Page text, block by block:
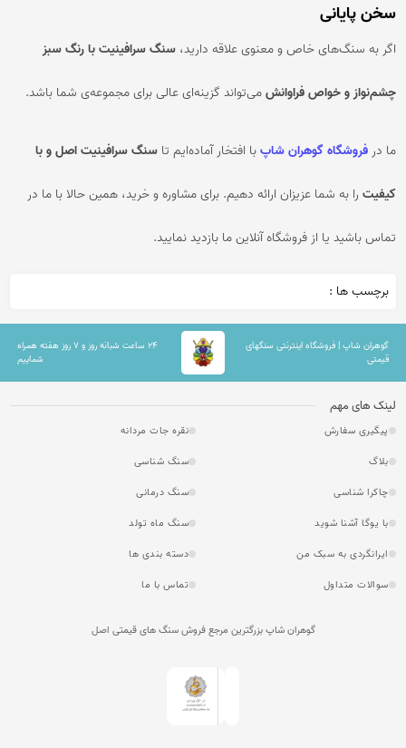
سخن پایانی
اگر به سنگ‌های خاص و معنوی علاقه دارید،سنگ سرافینیت با رنگ سبز
چشم‌نواز و خواص فراوانشمی‌تواند گزینه‌ای عالی برای مجموعه‌ی شما باشد.
ما درفروشگاه گوهران شاپبا افتخار آماده‌ایم تاسنگ سرافینیت اصل و با
کیفیت را به شما عزیزان ارائه دهیم. برای مشاوره و خرید، همین حالا با ما در
تماس باشید یا از فروشگاه آنلاین ما بازدید نمایید.
برچسب ها :
گوهران شاپ | فروشگاه اینترنتی سنگهای
قیمتی
۲۴ ساعت شبانه روز و ۷ روز هفته همراه
شماییم
لینک های مهم
پیگیری سفارش
نقره جات مردانه
بلاگ
سنگ شناسی
چاکرا شناسی
سنگ درمانی
با یوگا آشنا شوید
سنگ ماه تولد
ایرانگردی به سبک من
دسته بندی ها
سوالات متداول
تماس با ما
گوهران شاپ بزرگترین مرجع فروش سنگ های قیمتی اصل